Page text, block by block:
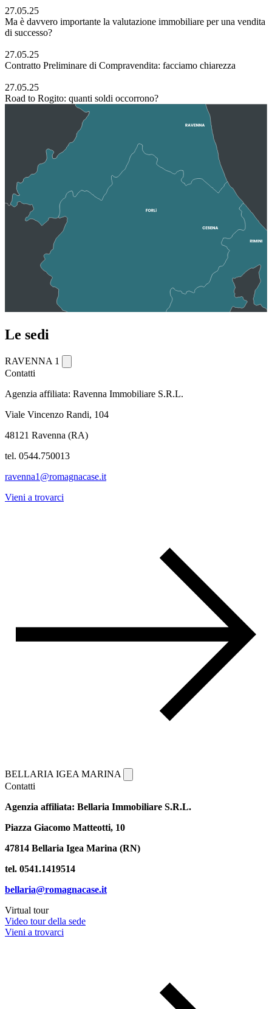
27.05.25
Ma è davvero importante la valutazione immobiliare per una vendita
di successo?
27.05.25
Contratto Preliminare di Compravendita: facciamo chiarezza
27.05.25
Road to Rogito: quanti soldi occorrono?
Le sedi
RAVENNA 1
Contatti
Agenzia affiliata: Ravenna Immobiliare S.R.L.
Viale Vincenzo Randi, 104
48121 Ravenna (RA)
tel. 0544.750013
ravenna1@romagnacase.it
Vieni a trovarci
BELLARIA IGEA MARINA
Contatti
Agenzia affiliata: Bellaria Immobiliare S.R.L.
Piazza Giacomo Matteotti, 10
47814 Bellaria Igea Marina (RN)
tel. 0541.1419514
bellaria@romagnacase.it
Virtual tour
Video tour della sede
Vieni a trovarci